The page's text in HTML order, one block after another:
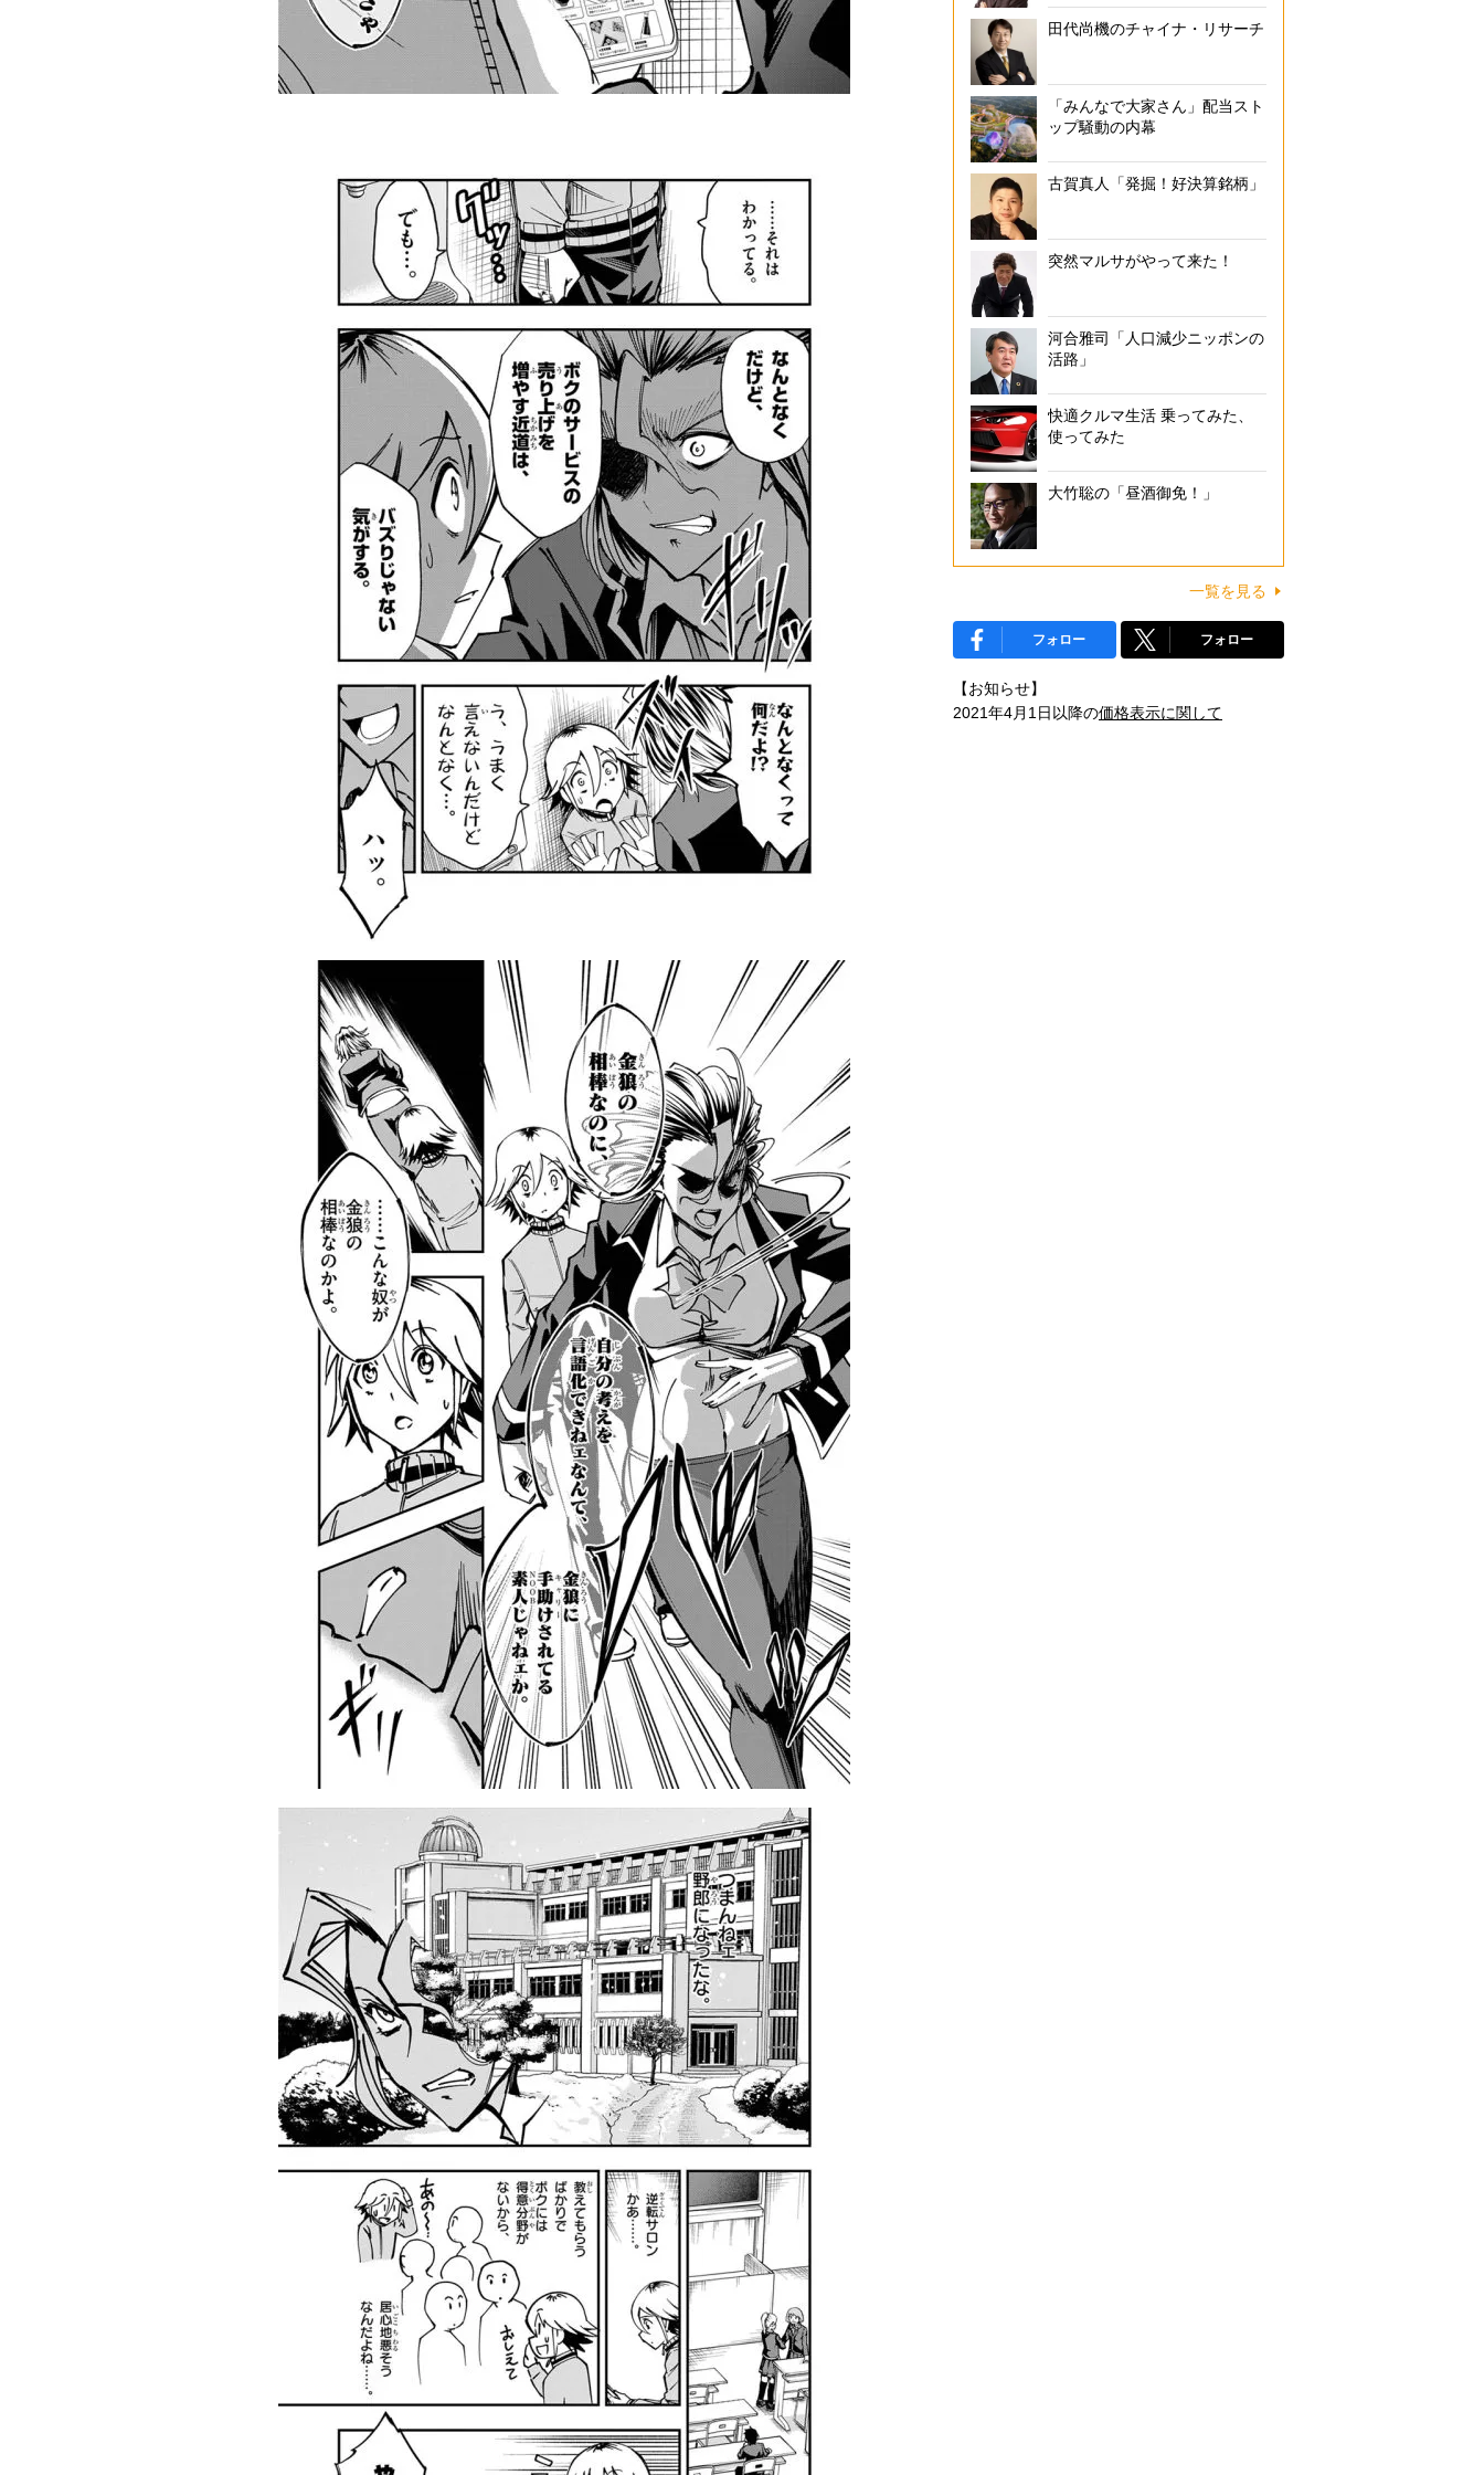
田代尚機のチャイナ・リサーチ
「みんなで大家さん」配当スト
ップ騒動の内幕
古賀真人「発掘！好決算銘柄」
突然マルサがやって来た！
河合雅司「人口減少ニッポンの
活路」
快適クルマ生活 乗ってみた、
使ってみた
大竹聡の「昼酒御免！」
一覧を見る
フォロー フォロー
【お知らせ】
2021年4月1日以降の価格表示に関して